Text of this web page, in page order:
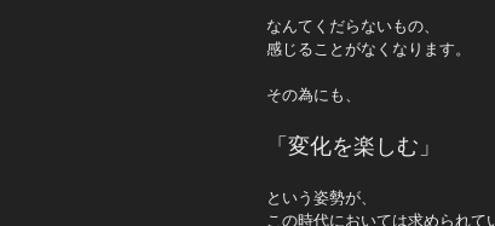
なんてくだらないもの、
感じることがなくなります。
その為にも、
「変化を楽しむ」
という姿勢が、
この時代においては求められて